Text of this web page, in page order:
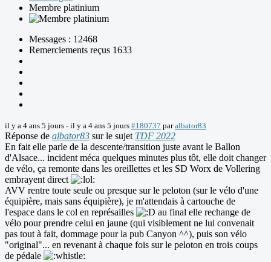
Membre platinium
Messages : 12468
Remerciements reçus 1633
il y a 4 ans 5 jours - il y a 4 ans 5 jours #180737 paralbator83
Réponse de albator83 sur le sujet TDF 2022
En fait elle parle de la descente/transition juste avant le Ballon
d'Alsace... incident méca quelques minutes plus tôt, elle doit changer
de vélo, ça remonte dans les oreillettes et les SD Worx de Vollering
embrayent direct
AVV rentre toute seule ou presque sur le peloton (sur le vélo d'une
équipière, mais sans équipière), je m'attendais à cartouche de
l'espace dans le col en représailles
au final elle rechange de
vélo pour prendre celui en jaune (qui visiblement ne lui convenait
pas tout à fait, dommage pour la pub Canyon ^^), puis son vélo
"original"... en revenant à chaque fois sur le peloton en trois coups
de pédale